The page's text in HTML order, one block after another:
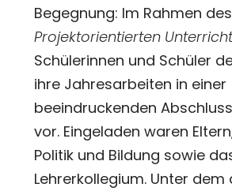
Begegnung: Im Rahmen
Projektorientierten
Schülerinnen und Schüler
ihre Jahresarbeiten in einer
beeindruckenden
vor. Eingeladen waren
Politik und Bildung sowie
Lehrerkollegium. Unter dem